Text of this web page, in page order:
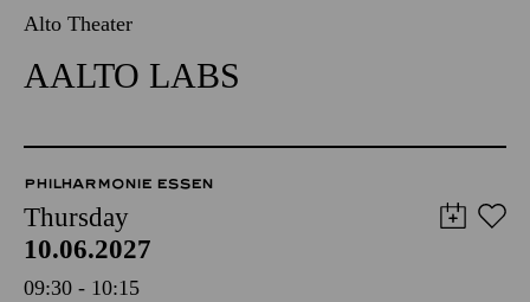
Alto Theater
AALTO LABS
PHILHARMONIE ESSEN
Thursday
10.06.2027
09:30 - 10:15